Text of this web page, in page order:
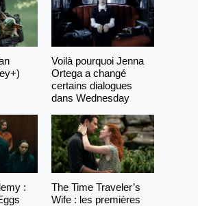
Voilà pourquoi Jenna
Ortega a changé
certains dialogues
dans Wednesday
:
The Time Traveler’s
Wife : les premières